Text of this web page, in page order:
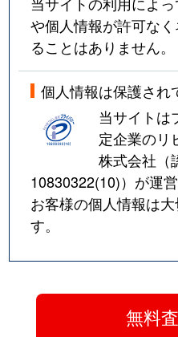
や個人情報が許可な
ることはありません。
個人情報は保護され
当サイトは
定企業のリ
株式会社（
10830322(10)）が運
お客様の個人情報は
す。